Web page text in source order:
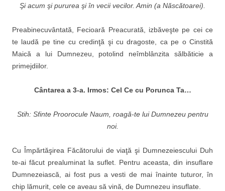
Şi acum şi pururea şi în vecii vecilor. Amin (a Născătoarei).
Preabinecuvântată, Fecioară Preacurată, izbăveşte pe cei ce
te laudă pe tine cu credinţă şi cu dragoste, ca pe o Cinstită
Maică a lui Dumnezeu, poto­lind neîmblânzita sălbăticie a
primejdiilor.
Cântarea a 3-a. Irmos: Cel Ce cu Porunca Ta…
Stih: Sfinte Proorocule Naum, roagă-te lui Dumnezeu pentru
noi.
Cu Împărtăşirea Făcătoru­lui de viaţă şi Dumneze­iescului Duh
te-ai făcut prealu­minat la suflet. Pentru aceasta, din insuflare
Dumnezeiască, ai fost pus a vesti de mai înainte tuturor, în
chip lămurit, cele ce aveau să vină, de Dumnezeu insuflate.